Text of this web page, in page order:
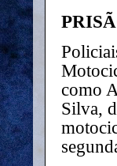
como
Silva,